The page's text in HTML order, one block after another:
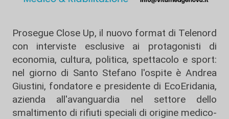
Prosegue Close Up, il nuovo format di Telenord
con interviste esclusive ai protagonisti di
economia, cultura, politica, spettacolo e sport:
nel giorno di Santo Stefano l'ospite è Andrea
Giustini, fondatore e presidente di EcoEridania,
azienda all'avanguardia nel settore dello
smaltimento di rifiuti speciali di origine medico-